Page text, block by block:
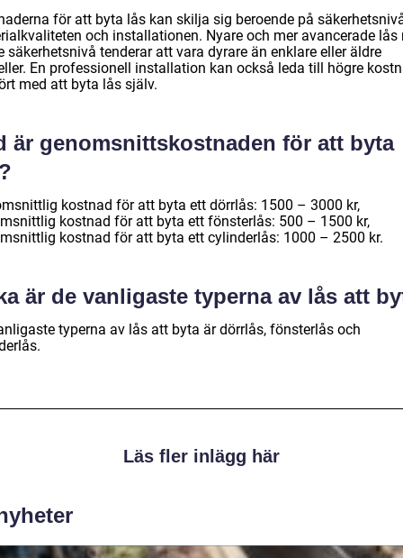
för att byta lås kan skilja sig beroende på
och installationen. Nyare och mer avancerade lås
säkerhetsnivå tenderar att vara dyrare än enklare eller äldre
En professionell installation kan också leda till högre
med att byta lås själv.
är genomsnittskostnaden för att byta
kostnad för att byta ett dörrlås: 1500 – 3000 kr,
kostnad för att byta ett fönsterlås: 500 – 1500 kr,
kostnad för att byta ett cylinderlås: 1000 – 2500 kr.
är de vanligaste typerna av lås att
typerna av lås att byta är dörrlås, fönsterlås och
Läs fler inlägg här